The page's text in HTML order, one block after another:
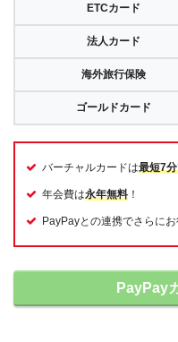
ETCカード
法人カード
海外旅行保険
ゴールドカード
バーチャルカードは最短7
年会費は永年無料 ！
PayPayとの連携でさらに
PayPay